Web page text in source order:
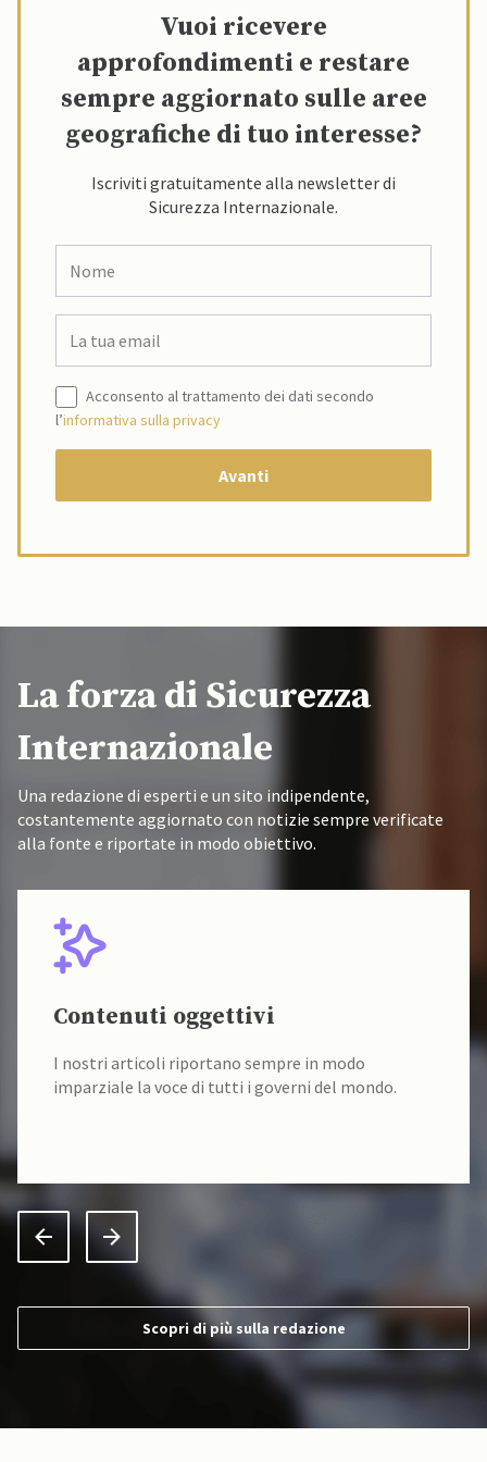
Vuoi ricevere
approfondimenti e restare
sempre aggiornato sulle aree
geografiche di tuo interesse?
Iscriviti gratuitamente alla newsletter di
Sicurezza Internazionale.
Acconsento al trattamento dei dati secondo
l’informativa sulla privacy
La forza di Sicurezza
Internazionale
Una redazione di esperti e un sito indipendente,
costantemente aggiornato con notizie sempre verificate
alla fonte e riportate in modo obiettivo.
Contenuti oggettivi
I nostri articoli riportano sempre in modo
imparziale la voce di tutti i governi del mondo.
Scopri di più sulla redazione